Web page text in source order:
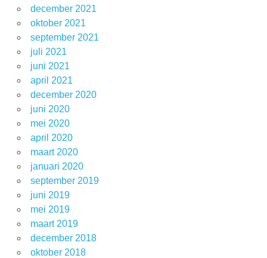
december 2021
oktober 2021
september 2021
juli 2021
juni 2021
april 2021
december 2020
juni 2020
mei 2020
april 2020
maart 2020
januari 2020
september 2019
juni 2019
mei 2019
maart 2019
december 2018
oktober 2018